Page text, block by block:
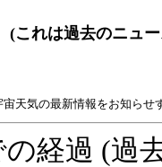
(これは過去のニュ
天気の最新情報をお知らせ
の経過 (過